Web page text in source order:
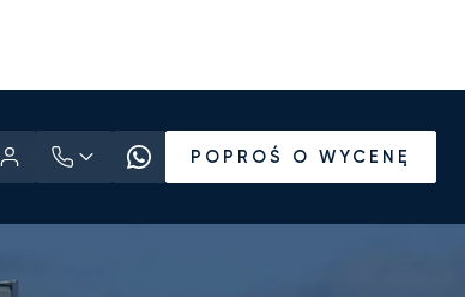
POPROŚ O WYCENĘ